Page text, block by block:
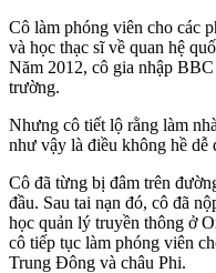
Cô làm phóng viên cho các
và học thạc sĩ về quan hệ
Năm 2012, cô gia nhập
trường.
Nhưng cô tiết lộ rằng làm
như vậy là điều không hề dễ
Cô đã từng bị đâm trên
đầu. Sau tai nạn đó, cô đã
học quản lý truyền thông ở
cô tiếp tục làm phóng viên
Trung Đông và châu Phi.